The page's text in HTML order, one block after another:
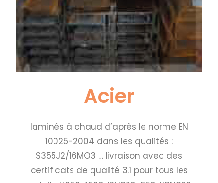
Acier
laminés à chaud d’après le norme EN
10025-2004 dans les qualités :
S355J2/16MO3 … livraison avec des
certificats de qualité 3.1 pour tous les